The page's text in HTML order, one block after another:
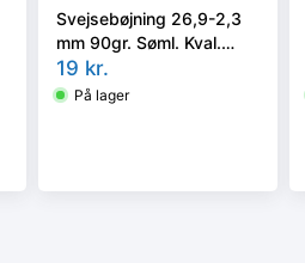
Svejsebøjning 26,9-2,3
mm 90gr. Søml. Kval.
P235GH, EN 10253-2
type A, 3D
19 kr.
På lager